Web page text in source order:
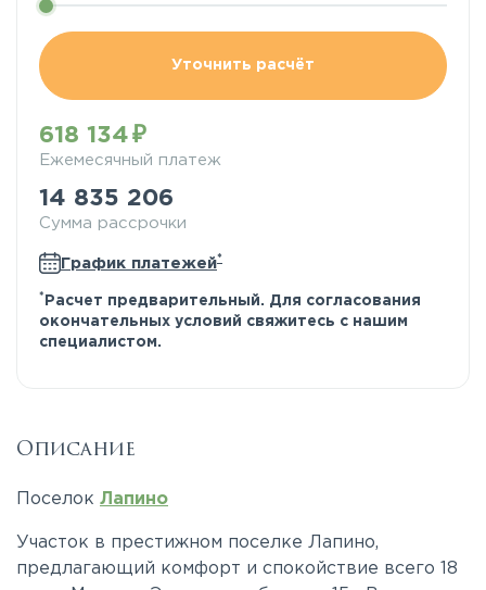
Уточнить расчёт
618 134
Ежемесячный платеж
14 835 206
Сумма рассрочки
График платежей*
* Расчет предварительный. Для согласования
окончательных условий свяжитесь с нашим
специалистом.
Описание
Поселок Лапино
Участок в престижном поселке Лапино,
предлагающий комфорт и спокойствие всего 18